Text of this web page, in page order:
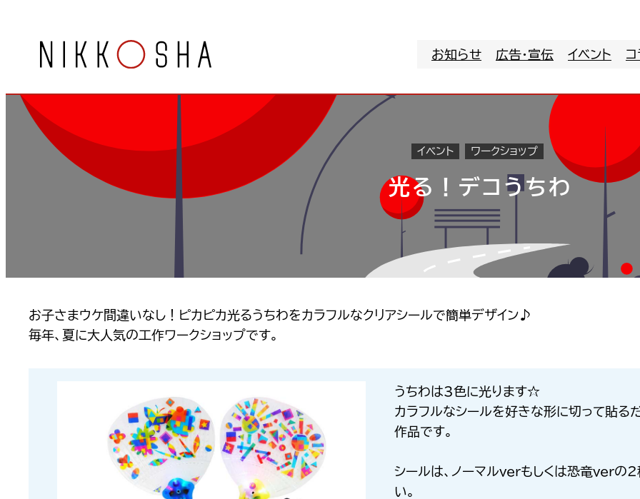
キ
お知らせ 広告・宣伝 イベント コ
イベント ワークショップ
光る！デコうちわ
お子さまウケ間違いなし！ピカピカ光るうちわをカラフルなクリアシールで簡単デザイン♪
毎年、夏に大人気の工作ワークショップです。
うちわは3色に光ります☆
カラフルなシールを好きな形に切って貼る
作品です。
シールは、ノーマルverもしくは恐竜verの
い。